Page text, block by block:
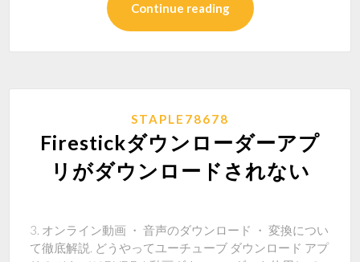
Continue reading
STAPLE78678
Firestickダウンローダーアプ
リがダウンロードされない
3. オンライン動画 ・ 音声のダウンロード ・ 変換につい
て徹底解説. どうやってユーチューブ ダウンロード アプ